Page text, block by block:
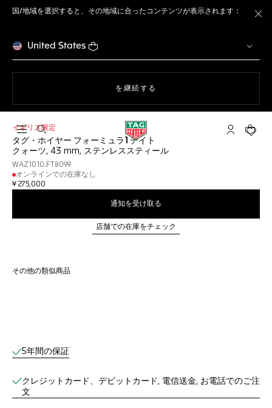
国/地域を選択すると、その地域に合ったコンテンツが表示されます：
United States
ウェブサイト上のナビゲーション
を継続する
検索画面を開く マイ タグ・
ショ
イギリス限定
タグ・ホイヤー フォーミュラ1 デイト
クォーツ, 43 mm, ステンレススティール
WAZ1010.FT8099
オンラインでの在庫なし
¥ 275,000
通知を受け取る
店舗での在庫をチェック
その他の類似商品
オンラインブティックサービス
5年間の保証
クレジットカード、デビットカード, 電信送金, お電話でのご注
文